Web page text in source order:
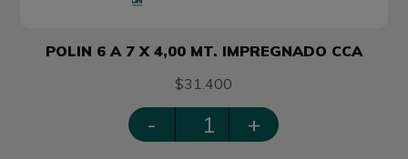
POLIN 6 A 7 X 4,00 MT. IMPREGNADO CCA
$31.400
- +